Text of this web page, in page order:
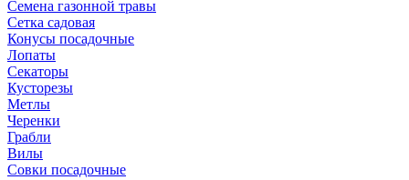
Семена газонной травы
Сетка садовая
Конусы посадочные
Лопаты
Секаторы
Кусторезы
Метлы
Черенки
Грабли
Вилы
Совки посадочные